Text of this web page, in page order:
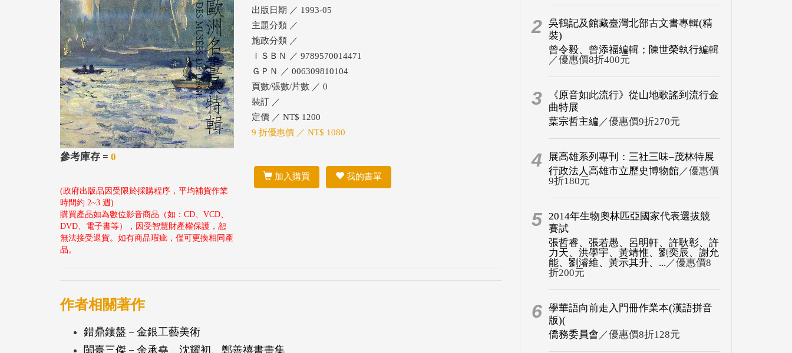
參考庫存 = 0
(政府出版品因受限於採購程序，平均補貨作業
時間約 2~3 週)
購買產品如為數位影音商品（如：CD、VCD、
DVD、電子書等），因受智慧財產權保護，恕
無法接受退貨。如有商品瑕疵，僅可更換相同產
品。
出版日期 ／ 1993-05
主題分類 ／
施政分類 ／
ＩＳＢＮ ／ 9789570014471
ＧＰＮ ／ 006309810104
頁數/張數/片數 ／ 0
裝訂 ／
定價 ／ NT$ 1200
9 折優惠價 ／ NT$ 1080
加入購買 我的書單
作者相關著作
錯鼎鏤盤－金銀工藝美術
閩臺三傑－余承堯、沈耀初、鄭善禧書畫集
2 吳鶴記及館藏臺灣北部古文書專輯(精
裝)
曾令毅、曾添福編輯；陳世榮執行編輯
／優惠價8折400元
3
《原音如此流行》從山地歌謠到流行金
曲特展
葉宗哲主編 ／優惠價9折270元
4
展高雄系列專刊：三社三味–茂林特展
行政法人高雄市立歷史博物館／優惠價
9折180元
5 2014年生物奧林匹亞國家代表選拔競
賽試
張哲睿、張若愚、呂明軒、許耿彰、許
力天、洪學宇、黃靖惟、劉奕辰、謝允
能、劉濬維、黃示其升、... ／優惠價8
折200元
6 學華語向前走入門冊作業本(漢語拼音
版)(
僑務委員會 ／優惠價8折128元